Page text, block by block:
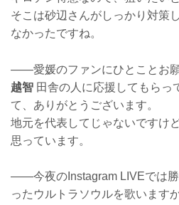
そこは砂辺さんがしっかり対策
なかったですね。
——愛媛のファンにひとことお願
越智 田舎の人に応援してもらっ
て、ありがとうございます。
地元を代表してじゃないですけ
思っています。
——今夜のInstagram LIVEでは
ったウルトラソウルを歌います